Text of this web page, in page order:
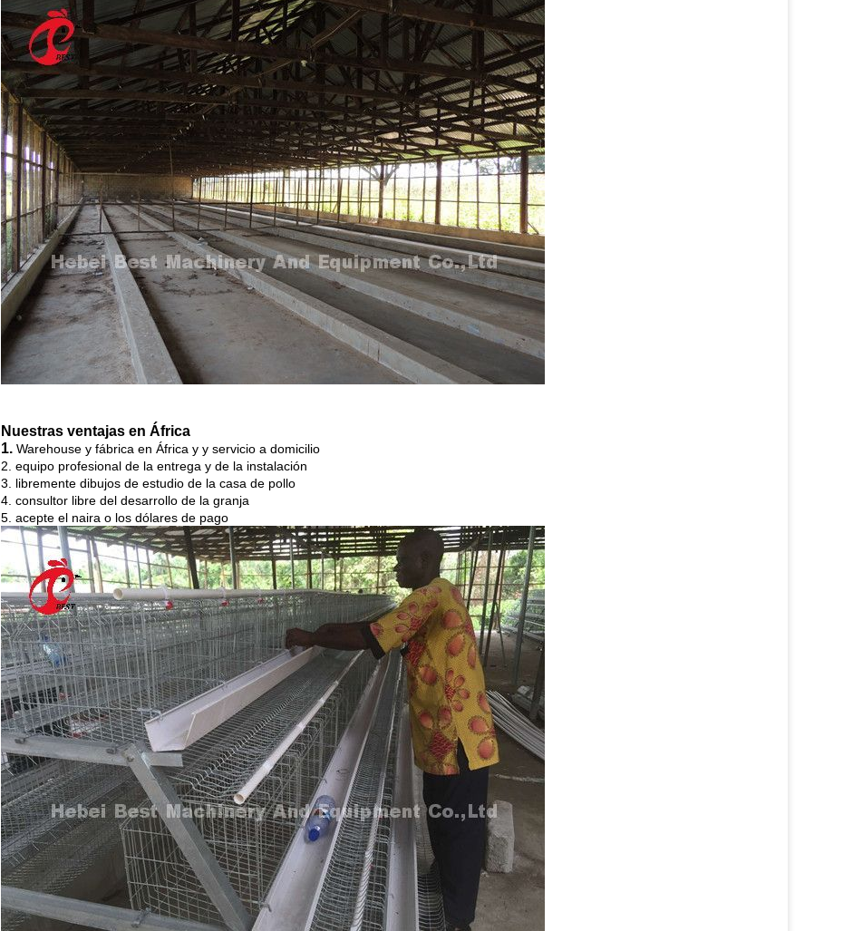
Nuestras ventajas en África
1. Warehouse y fábrica en África y y servicio a domicilio
2. equipo profesional de la entrega y de la instalación
3. libremente dibujos de estudio de la casa de pollo
4. consultor libre del desarrollo de la granja
5. acepte el naira o los dólares de pago